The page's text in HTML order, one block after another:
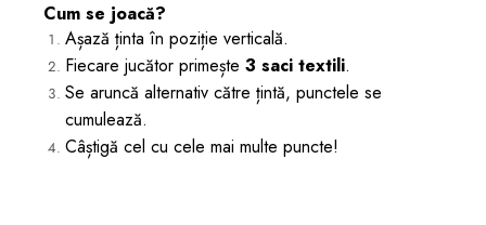
Cum se joacă?
Așază ținta în poziție verticală.
Fiecare jucător primește 3 saci textili.
Se aruncă alternativ către țintă, punctele se
cumulează.
Câștigă cel cu cele mai multe puncte!